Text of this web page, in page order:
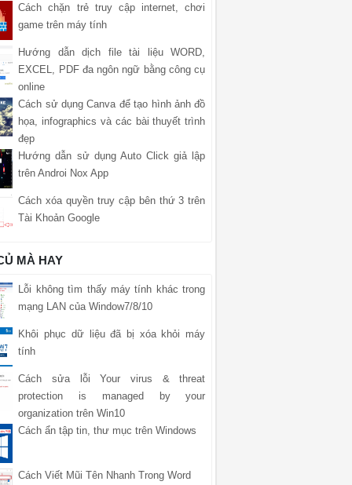
Cách chặn trẻ truy cập internet, chơi
game trên máy tính
Hướng dẫn dịch file tài liệu WORD,
EXCEL, PDF đa ngôn ngữ bằng công cụ
online
Cách sử dụng Canva để tạo hình ảnh đồ
họa, infographics và các bài thuyết trình
đẹp
Hướng dẫn sử dụng Auto Click giả lập
trên Androi Nox App
Cách xóa quyền truy cập bên thứ 3 trên
Tài Khoản Google
MÀ HAY
Lỗi không tìm thấy máy tính khác trong
mạng LAN của Window7/8/10
Khôi phục dữ liệu đã bị xóa khỏi máy
tính
Cách sửa lỗi Your virus & threat
protection is managed by your
organization trên Win10
Cách ẩn tập tin, thư mục trên Windows
Cách Viết Mũi Tên Nhanh Trong Word